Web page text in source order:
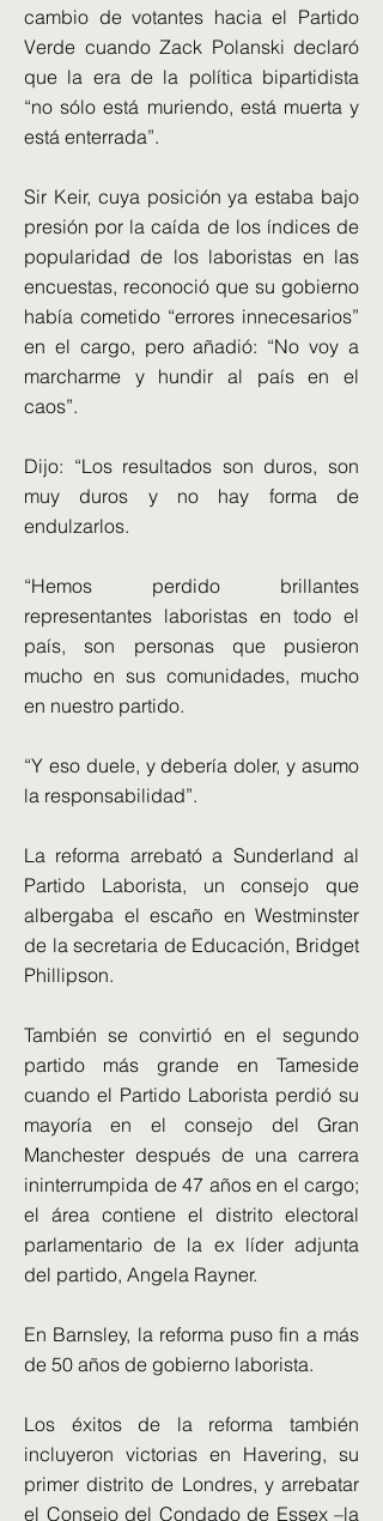
cambio de votantes hacia el Partido
Verde cuando Zack Polanski declaró
que la era de la política bipartidista
“no sólo está muriendo, está muerta y
está enterrada”.
Sir Keir, cuya posición ya estaba bajo
presión por la caída de los índices de
popularidad de los laboristas en las
encuestas, reconoció que su gobierno
había cometido “errores innecesarios”
en el cargo, pero añadió: “No voy a
marcharme y hundir al país en el
caos”.
Dijo: “Los resultados son duros, son
muy duros y no hay forma de
endulzarlos.
“Hemos perdido brillantes
representantes laboristas en todo el
país, son personas que pusieron
mucho en sus comunidades, mucho
en nuestro partido.
“Y eso duele, y debería doler, y asumo
la responsabilidad”.
La reforma arrebató a Sunderland al
Partido Laborista, un consejo que
albergaba el escaño en Westminster
de la secretaria de Educación, Bridget
Phillipson.
También se convirtió en el segundo
partido más grande en Tameside
cuando el Partido Laborista perdió su
mayoría en el consejo del Gran
Manchester después de una carrera
ininterrumpida de 47 años en el cargo;
el área contiene el distrito electoral
parlamentario de la ex líder adjunta
del partido, Angela Rayner.
En Barnsley, la reforma puso fin a más
de 50 años de gobierno laborista.
Los éxitos de la reforma también
incluyeron victorias en Havering, su
primer distrito de Londres, y arrebatar
el Consejo del Condado de Essex –la